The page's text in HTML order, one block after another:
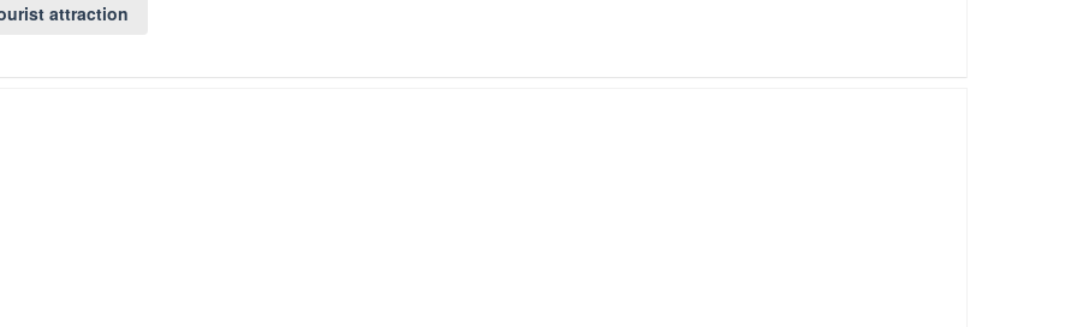
attraction